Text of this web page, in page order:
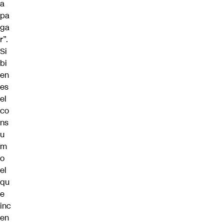
a
pa
ga
r”.
Si
bi
en
es
el
co
ns
u
m
o
el
qu
e
inc
en